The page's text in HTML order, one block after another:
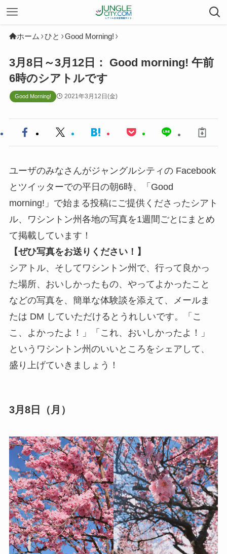
ホーム ひと Good Morning!
3月8日～3月12日： Good morning! 午前
6時のシアトルです
Good Morning! 2021年3月12日(金)
ユーザのみなさんがジャングルシティの Facebook
とツイッターでの平日の朝6時、「Good
morning!」で始まる投稿にご提供くださったシアト
ル、ワシントン州各地の写真を1週間ごとにまとめ
て掲載しています！
【ぜひ写真をお送りください！】
シアトル、そしてワシントン州で、行って良かっ
た場所、おいしかったもの、やってよかったこと
などの写真を、簡単な体験談を添えて、メールま
たは DM していただけるとうれしいです。「こ
こ、よかったよ！」「これ、おいしかったよ！」
というワシントン州のいいところをシェアして、
盛り上げていきましょう！
3月8日（月）